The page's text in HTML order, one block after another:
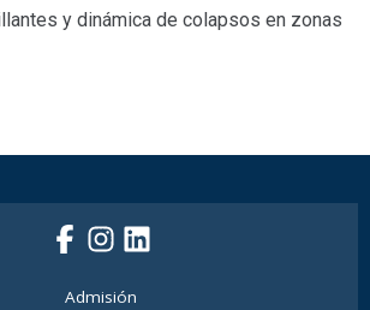
y dinámica de colapsos en zonas